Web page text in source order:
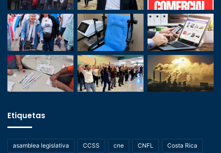
Etiquetas
asamblea legislativa CCSS cne CNFL Costa Rica